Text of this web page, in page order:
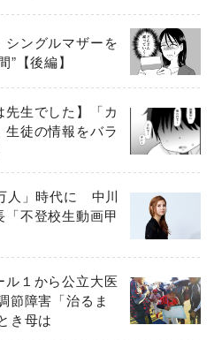
シングルマザーを
【後編】
先生でした】「カ
徒の情報をバラ
人」時代に 中川
不登校生動画甲
ル１から公立大医
節障害「治るま
き母は